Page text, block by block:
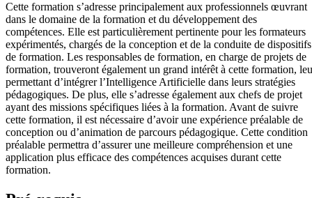
Cette formation s’adresse principalement aux professionnels œuvrant
dans le domaine de la formation et du développement des
compétences. Elle est particulièrement pertinente pour les formateurs
expérimentés, chargés de la conception et de la conduite de dispositifs
de formation. Les responsables de formation, en charge de projets de
formation, trouveront également un grand intérêt à cette formation,
permettant d’intégrer l’Intelligence Artificielle dans leurs stratégies
pédagogiques. De plus, elle s’adresse également aux chefs de projet
ayant des missions spécifiques liées à la formation. Avant de suivre
cette formation, il est nécessaire d’avoir une expérience préalable de
conception ou d’animation de parcours pédagogique. Cette condition
préalable permettra d’assurer une meilleure compréhension et une
application plus efficace des compétences acquises durant cette
formation.